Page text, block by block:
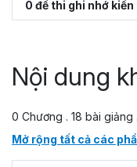
0 đề thi ghi nhớ
Nội dung
0 Chương . 18 bài giảng
Mở rộng tất cả các